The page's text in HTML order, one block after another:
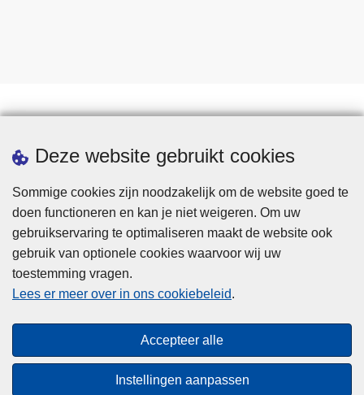
Deze website gebruikt cookies
Sommige cookies zijn noodzakelijk om de website goed te
doen functioneren en kan je niet weigeren. Om uw
gebruikservaring te optimaliseren maakt de website ook
gebruik van optionele cookies waarvoor wij uw
toestemming vragen.
Lees er meer over in ons cookiebeleid.
Accepteer alle
Instellingen aanpassen
Privacy
Cookies
Toegankelijkheid